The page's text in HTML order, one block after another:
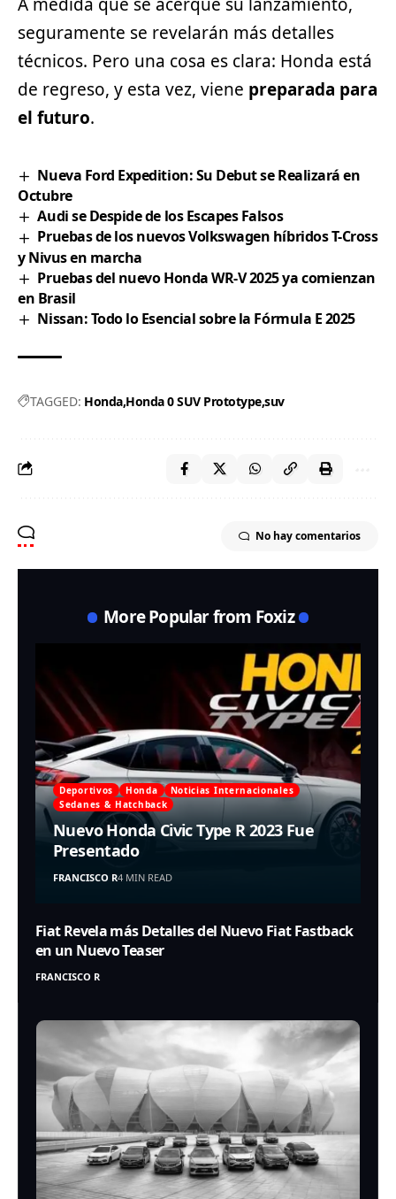
A medida que se acerque su lanzamiento,
seguramente se revelarán más detalles
técnicos. Pero una cosa es clara: Honda está
de regreso, y esta vez, viene preparada para
el futuro.
Nueva Ford Expedition: Su Debut se Realizará en
Octubre
Audi se Despide de los Escapes Falsos
Pruebas de los nuevos Volkswagen híbridos T-Cross
y Nivus en marcha
Pruebas del nuevo Honda WR-V 2025 ya comienzan
en Brasil
Nissan: Todo lo Esencial sobre la Fórmula E 2025
TAGGED: Honda Honda 0 SUV Prototypesuv
No hay comentarios
More Popular from Foxiz
Deportivos Honda
Noticias Internacionales
Sedanes & Hatchback
Nuevo Honda Civic Type R 2023 Fue
Presentado
FRANCISCO R4 MIN READ
Fiat Revela más Detalles del Nuevo Fiat Fastback
en un Nuevo Teaser
FRANCISCO R